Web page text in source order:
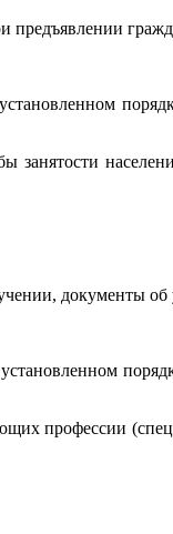
предъявлении
занятости
документы об
профессии